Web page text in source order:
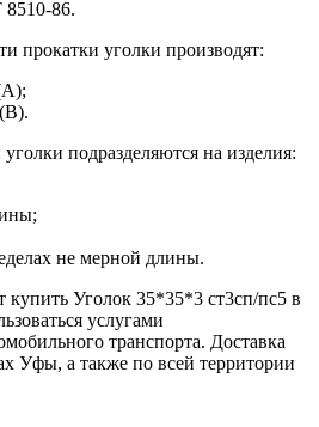
86.
прокатки уголки производят:
подразделяются на изделия:
не мерной длины.
купить Уголок 35*35*3 ст3сп/пс5 в
услугами
транспорта. Доставка
Уфы, а также по всей территории